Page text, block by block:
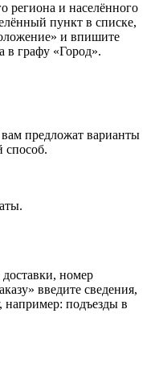
региона и населённого
пункт в списке,
и впишите
в графу «Город».
предложат варианты
способ.
номер
введите сведения,
например: подъезды в